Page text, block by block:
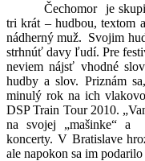
Čechomor je
tri krát – hudbou, textom
nádherný muž. Svojim
strhnúť davy ľudí. Pre
neviem nájsť vhodné
hudby a slov. Priznám
minulý rok na ich
DSP Train Tour 2010.
na svojej „mašinke“ a
koncerty. V Bratislave
ale napokon sa im